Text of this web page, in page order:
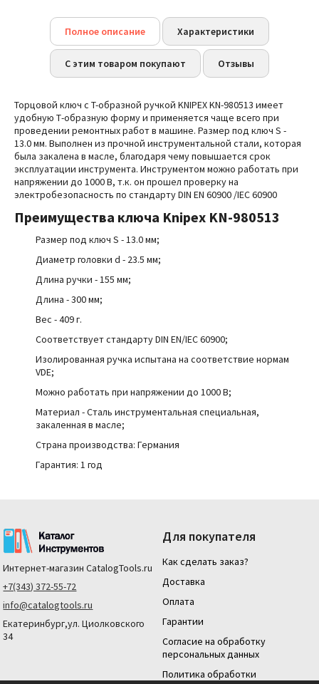
Полное описание Характеристики
С этим товаром покупают Отзывы
Торцовой ключ с T-образной ручкой KNIPEX KN-980513 имеет
удобную Т-образную форму и применяется чаще всего при
проведении ремонтных работ в машине. Размер под ключ S -
13.0 мм. Выполнен из прочной инструментальной стали, которая
была закалена в масле, благодаря чему повышается срок
эксплуатации инструмента. Инструментом можно работать при
напряжении до 1000 В, т.к. он прошел проверку на
электробезопасность по стандарту DIN EN 60900 /IEC 60900
Преимущества ключа Knipex KN-980513
Размер под ключ S - 13.0 мм;
Диаметр головки d - 23.5 мм;
Длина ручки - 155 мм;
Длина - 300 мм;
Вес - 409 г.
Соответствует стандарту DIN EN/IEC 60900;
Изолированная ручка испытана на соответствие нормам
VDE;
Можно работать при напряжении до 1000 В;
Материал - Сталь инструментальная специальная,
закаленная в масле;
Страна производства: Германия
Гарантия: 1 год
Интернет-магазин CatalogTools.ru
+7(343) 372-55-72
info@catalogtools.ru
Екатеринбург,ул. Циолковского
34
Для покупателя
Как сделать заказ?
Доставка
Оплата
Гарантии
Согласие на обработку
персональных данных
Политика обработки